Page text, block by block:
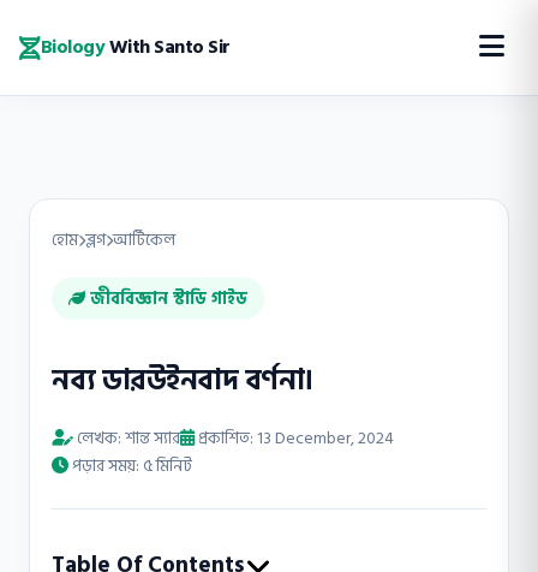
BiologyWith Santo Sir
হোম ব্লগ আর্টিকেল
জীববিজ্ঞান স্টাডি গাইড
নব্য ডারউইনবাদ বর্ণনা।
লেখক: শান্ত স্যার প্রকাশিত: 13 December, 2024
পড়ার সময়: ৫ মিনিট